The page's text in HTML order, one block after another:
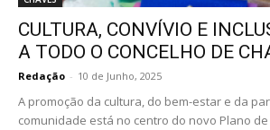
CULTURA, CONVÍVIO E
A TODO O CONCELHO DE
Redação - 10 de Junho, 2025
A promoção da cultura, do bem-estar e da
comunidade está no centro do novo Plano de